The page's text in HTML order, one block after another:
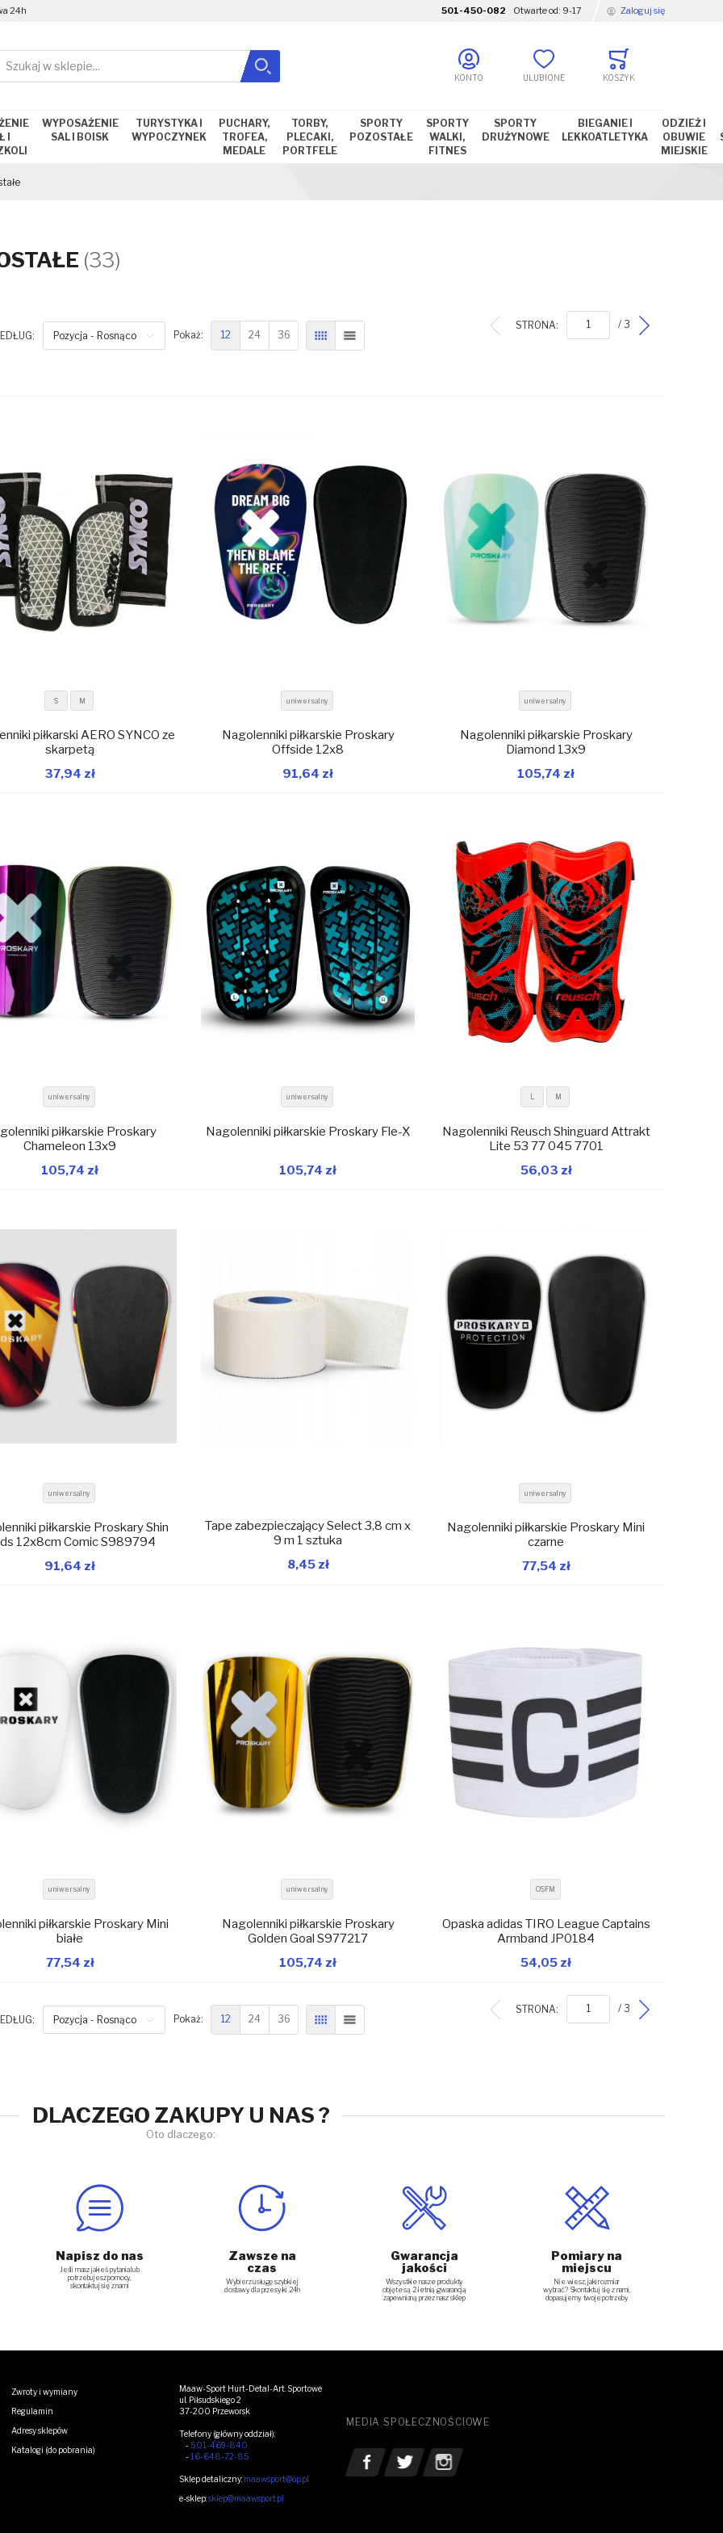
24h 501-450-082 Otwarte od: 9-17 Zaloguj się
Zamknij wyszukiwanie
Szukaj KONTO ULUBIONE KOSZYK
I
WYPOSAŻENIE
SAL I BOISK
TURYSTYKA I
WYPOCZYNEK
PUCHARY,
TROFEA,
MEDALE
TORBY,
PLECAKI,
PORTFELE
SPORTY
POZOSTAŁE
SPORTY
WALKI,
FITNES
SPORTY
DRUŻYNOWE
BIEGANIE I
LEKKOATLETYKA
ODZIEŻ I
OBUWIE
MIEJSKIE
(33)
Pozycja - Rosnąco Pokaż: 12 24 36 SIATKALISTA
STRONA: / 3
S M
piłkarski AERO SYNCO ze
skarpetą
37,94 zł
uniwersalny
Nagolenniki piłkarskie Proskary
Offside 12x8
91,64 zł
uniwersalny
Nagolenniki piłkarskie Proskary
Diamond 13x9
105,74 zł
uniwersalny
piłkarskie Proskary
Chameleon 13x9
105,74 zł
uniwersalny
Nagolenniki piłkarskie Proskary Fle-X
105,74 zł
L M
Nagolenniki Reusch Shinguard Attrakt
Lite 53 77 045 7701
56,03 zł
uniwersalny
piłkarskie Proskary Shin
12x8cm Comic S989794
91,64 zł
Tape zabezpieczający Select 3,8 cm x
9 m 1 sztuka
8,45 zł
uniwersalny
Nagolenniki piłkarskie Proskary Mini
czarne
77,54 zł
uniwersalny
piłkarskie Proskary Mini
białe
77,54 zł
uniwersalny
Nagolenniki piłkarskie Proskary
Golden Goal S977217
105,74 zł
Dodaj do koszyka
OSFM
Opaska adidas TIRO League Captains
Armband JP0184
54,05 zł
Pozycja - Rosnąco Pokaż: 12 24 36 SIATKALISTA
STRONA: / 3
DLACZEGO ZAKUPY U NAS ?
Oto dlaczego:
Napisz do nas
Jeśli masz jakieś pytania lub
potrzebujesz pomocy,
skontaktuj się z nami
Zawsze na
czas
Wybierz usługę szybkiej
dostawy dla przesyłki 24h
Gwarancja
jakości
Wszystkie nasze produkty
objęte są 2-letnią gwarancją
zapewnianą przez nasz sklep
Pomiary na
miejscu
Nie wiesz, jaki rozmiar
wybrać? Skontaktuj się z nami,
dopasujemy twoje potrzeby
Zwroty i wymiany
Regulamin
Adresy sklepów
Katalogi (do pobrania)
Maaw-Sport Hurt-Detal-Art. Sportowe
ul. Piłsudskiego 2
37-200 Przeworsk
Telefony (główny oddział):
-501-469-840
-16-648-72-85
Sklep detaliczny: maawsport@op.pl
e-sklep:sklep@maawsport.pl
MEDIA SPOŁECZNOŚCIOWE
Zobacz nasz Facebook
Zobacz nasz Twitter
See our Instagram